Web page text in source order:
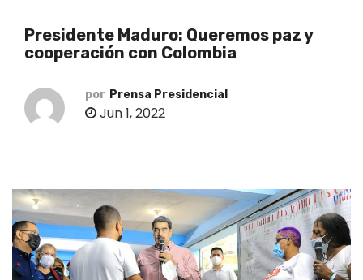
Presidente Maduro: Queremos paz y
cooperación con Colombia
por Prensa Presidencial
Jun 1, 2022